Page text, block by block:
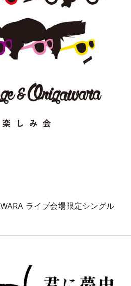
ライブ会場限定シングル